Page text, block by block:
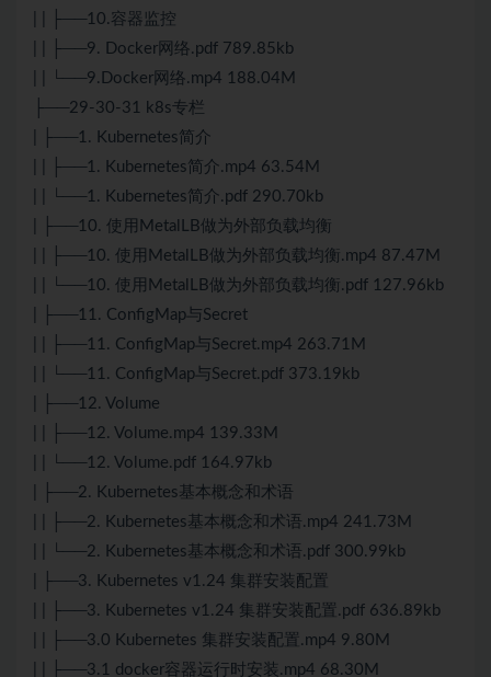
| | ├──10.容器监控
| | ├──9. Docker网络.pdf 789.85kb
| | └──9.Docker网络.mp4 188.04M
├──29-30-31 k8s专栏
| ├──1. Kubernetes简介
| | ├──1. Kubernetes简介.mp4 63.54M
| | └──1. Kubernetes简介.pdf 290.70kb
| ├──10. 使用MetalLB做为外部负载均衡
| | ├──10. 使用MetalLB做为外部负载均衡.mp4 87.47M
| | └──10. 使用MetalLB做为外部负载均衡.pdf 127.96kb
| ├──11. ConfigMap与Secret
| | ├──11. ConfigMap与Secret.mp4 263.71M
| | └──11. ConfigMap与Secret.pdf 373.19kb
| ├──12. Volume
| | ├──12. Volume.mp4 139.33M
| | └──12. Volume.pdf 164.97kb
| ├──2. Kubernetes基本概念和术语
| | ├──2. Kubernetes基本概念和术语.mp4 241.73M
| | └──2. Kubernetes基本概念和术语.pdf 300.99kb
| ├──3. Kubernetes v1.24 集群安装配置
| | ├──3. Kubernetes v1.24 集群安装配置.pdf 636.89kb
| | ├──3.0 Kubernetes 集群安装配置.mp4 9.80M
| | ├──3.1 docker容器运行时安装.mp4 68.30M